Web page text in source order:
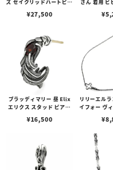
ズ セイクリッドハートピア
¥27,500
さん 着用 ビ
¥
ブラッディマリー 昼 Elix
エリクス スタッド ピアス
¥16,500
リリーエル
イフォー ヴ
¥